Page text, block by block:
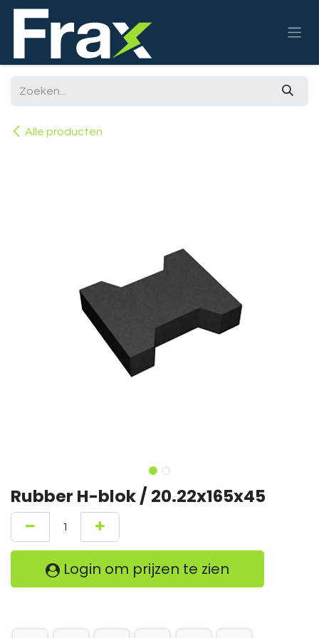
Overslaan naar inhoud
Alle producten
Rubber H-blok / 20.22x165x45
Login om prijzen te zien